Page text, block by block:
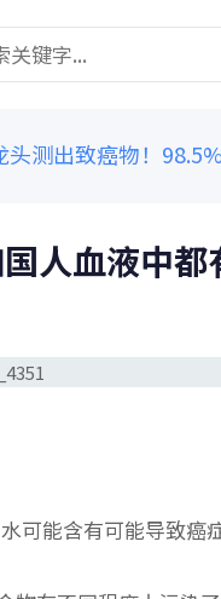
头测出致癌物！
人血液中都
可能含有可能导致